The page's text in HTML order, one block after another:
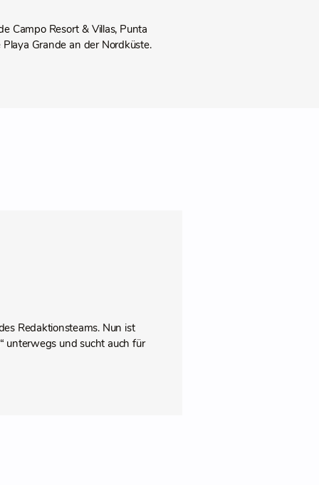
Campo Resort & Villas, Punta
Grande an der Nordküste.
Redaktionsteams. Nun ist
unterwegs und sucht auch für